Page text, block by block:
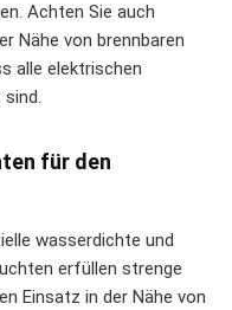
Achten Sie auch
Nähe von brennbaren
alle elektrischen
für den
wasserdichte und
erfüllen strenge
Einsatz in der Nähe von